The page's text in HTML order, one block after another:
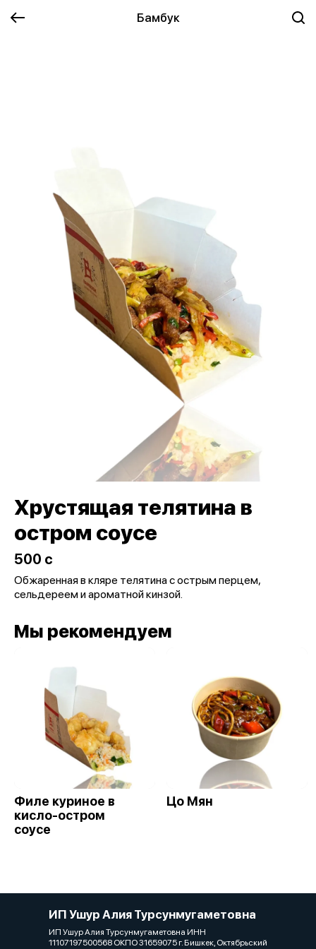
Бамбук
Хрустящая телятина в
остром соусе
500 c
Обжаренная в кляре телятина с острым перцем,
сельдереем и ароматной кинзой.
Мы рекомендуем
Филе куриное в
кисло-остром
соусе
Цо Мян
ИП Ушур Алия Турсунмугаметовна
ИП Ушур Алия Турсунмугаметовна ИНН
11107197500568 ОКПО 31659075 г. Бишкек, Октябрьский